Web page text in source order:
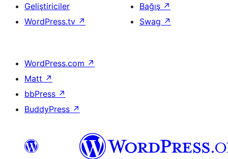
Geliştiriciler
WordPress.tv ↗
Bağış ↗
Swag ↗
WordPress.com ↗
Matt ↗
bbPress ↗
BuddyPress ↗